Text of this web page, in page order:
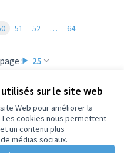
sur le site web
Web pour améliorer la
cookies nous permettent
un contenu plus
médias sociaux.
: 25
51 52 … 64